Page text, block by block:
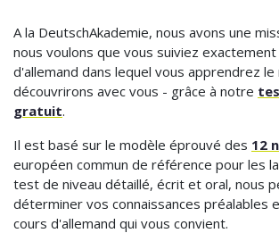
A la DeutschAkademie, nous avons une
nous voulons que vous suiviez
d'allemand dans lequel vous apprendrez le
découvrirons avec vous - grâce à notre
gratuit.
Il est basé sur le modèle éprouvé des 12
européen commun de référence pour les
test de niveau détaillé, écrit et oral, nous
déterminer vos connaissances préalables
cours d'allemand qui vous convient.